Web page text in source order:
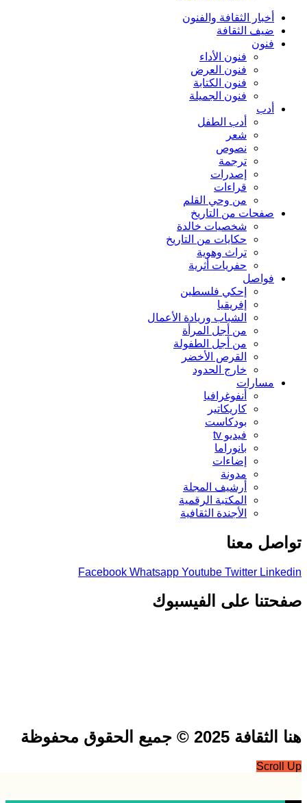
أخبار الثقافة والفنون
ضيف الثقافة
فنون
فنون الأداء
فنون العرض
فنون الكتابة
فنون الجميلة
أدب
أدب الطفل
شعر
نصوص
ترجمة
إصدرات
قراءات
من وحي القلم
صفحات من التاريخ
شخصيات خالدة
حكايات من التاريخ
تراث وهوية
حفريات أثرية
فواصل
إحكي فلسطين
إفريقيا
الشباب وريادة الأعمال
من أجل المرأة
من أجل الطفولة
القرص الأخضر
خارج الحدود
مسارات
أنفوغرافيا
كاريكاتير
بودكاست
فيديو tv
بانوراما
إضاءات
مدونة
أرشيف المجلة
المكتبة الرقمية
الأجندة الثقافية
معنا
Facebook Whatsapp Youtube Twitter
على الفيسبوك
2025 © جميع الحقوق محفوظة